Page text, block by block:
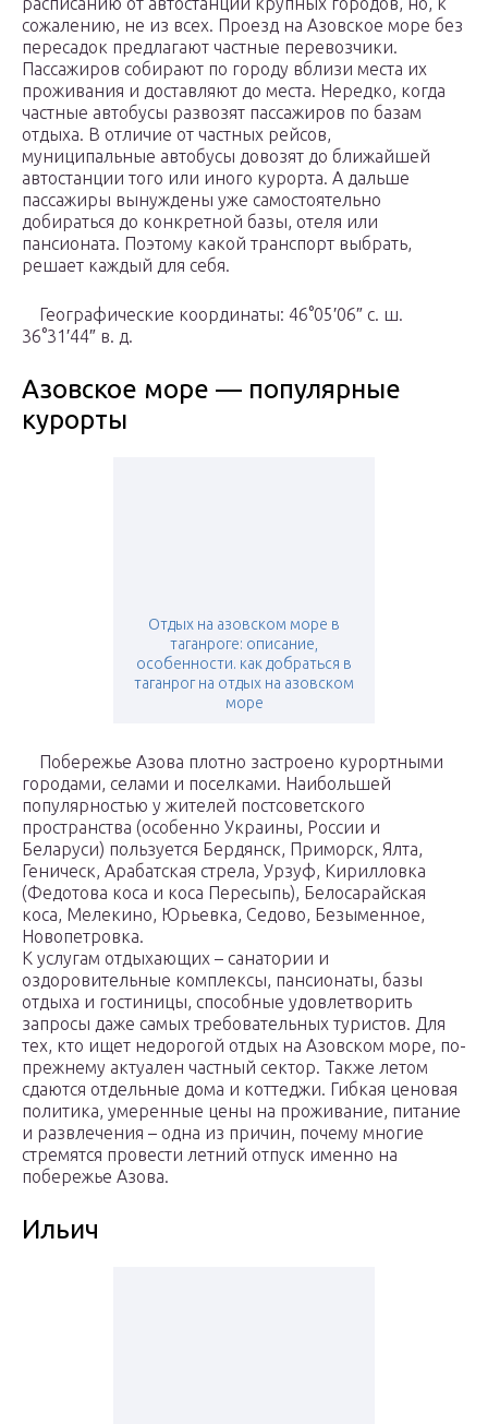
сожалению, не из всех. Проезд на Азовское море без
пересадок предлагают частные перевозчики.
Пассажиров собирают по городу вблизи места их
проживания и доставляют до места. Нередко, когда
частные автобусы развозят пассажиров по базам
отдыха. В отличие от частных рейсов,
муниципальные автобусы довозят до ближайшей
автостанции того или иного курорта. А дальше
пассажиры вынуждены уже самостоятельно
добираться до конкретной базы, отеля или
пансионата. Поэтому какой транспорт выбрать,
решает каждый для себя.
Географические координаты: 46°05′06″ с. ш.
36°31′44″ в. д.
Азовское море — популярные
курорты
Отдых на азовском море в
таганроге: описание,
особенности. как добраться в
таганрог на отдых на азовском
море
Побережье Азова плотно застроено курортными
городами, селами и поселками. Наибольшей
популярностью у жителей постсоветского
пространства (особенно Украины, России и
Беларуси) пользуется Бердянск, Приморск, Ялта,
Геническ, Арабатская стрела, Урзуф, Кирилловка
(Федотова коса и коса Пересыпь), Белосарайская
коса, Мелекино, Юрьевка, Седово, Безыменное,
Новопетровка.
К услугам отдыхающих – санатории и
оздоровительные комплексы, пансионаты, базы
отдыха и гостиницы, способные удовлетворить
запросы даже самых требовательных туристов. Для
тех, кто ищет недорогой отдых на Азовском море, по-
прежнему актуален частный сектор. Также летом
сдаются отдельные дома и коттеджи. Гибкая ценовая
политика, умеренные цены на проживание, питание
и развлечения – одна из причин, почему многие
стремятся провести летний отпуск именно на
побережье Азова.
Ильич